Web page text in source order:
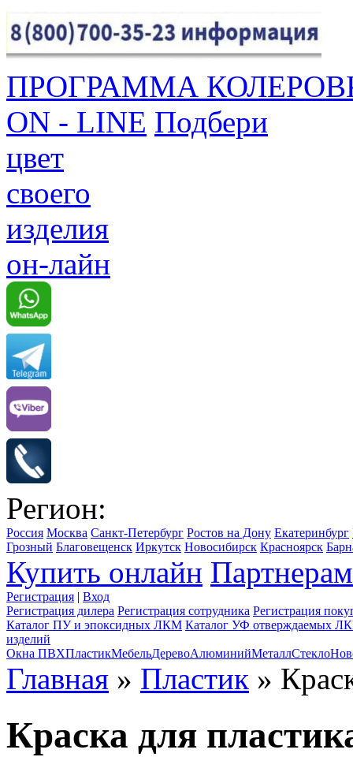
ПРОГРАММА
ON - LINE Подбери
цвет
своего
изделия
он-лайн
Регион:
Россия Москва Санкт-Петербург Ростов на Дону Екатеринбург
Грозный Благовещенск Иркутск Новосибирск Красноярск
Купить онлайн Партнерам
Регистрация | Вход
Регистрация дилера Регистрация сотрудника Регистрация
Каталог ПУ и эпоксидных ЛКМ Каталог УФ отверждаемых
изделий
Окна ПВХПластикМебельДеревоАлюминийМеталлСтекло
Главная » Пластик »
Краска для